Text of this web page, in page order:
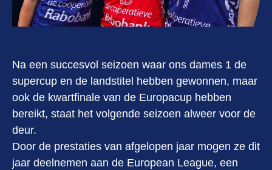
Na een succesvol seizoen waar ons dames 1 de
supercup en de landstitel hebben gewonnen, maar
ook de kwartfinale van de Europacup hebben
bereikt, staat het volgende seizoen alweer voor de
deur.
Door de prestaties van afgelopen jaar mogen ze dit
jaar deelnemen aan de European League, een